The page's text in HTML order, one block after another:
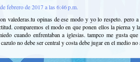
febrero de 2017 a las 6:46 p.m.
valederas.tu opinas de ese modo y yo lo respeto. pero
comparemos el modo en que ponen ellos la pierna y
cuando enfrentaban a iglesias. tampco me gusta
no debe ser central y costa debe jugar en el medio no